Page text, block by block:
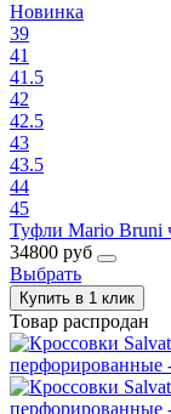
Новинка
39
41
41.5
42
42.5
43
43.5
44
45
Туфли Mario Bruni
34800 руб
Выбрать
Купить в 1 клик
Товар распродан